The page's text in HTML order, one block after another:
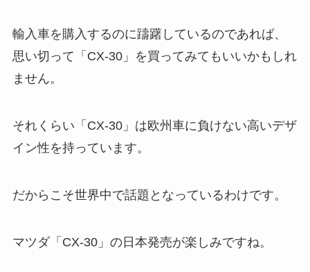
輸入車を購入するのに躊躇しているのであれば、
思い切って「CX-30」を買ってみてもいいかもしれ
ません。
それくらい「CX-30」は欧州車に負けない高いデザ
イン性を持っています。
だからこそ世界中で話題となっているわけです。
マツダ「CX-30」の日本発売が楽しみですね。